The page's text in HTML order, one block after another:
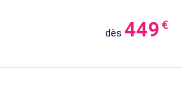
dès 449 €